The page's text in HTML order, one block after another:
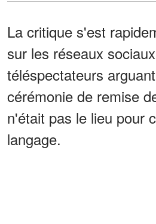
La critique s'est
sur les réseaux
téléspectateurs
cérémonie de remise
n'était pas le lieu pour
langage.